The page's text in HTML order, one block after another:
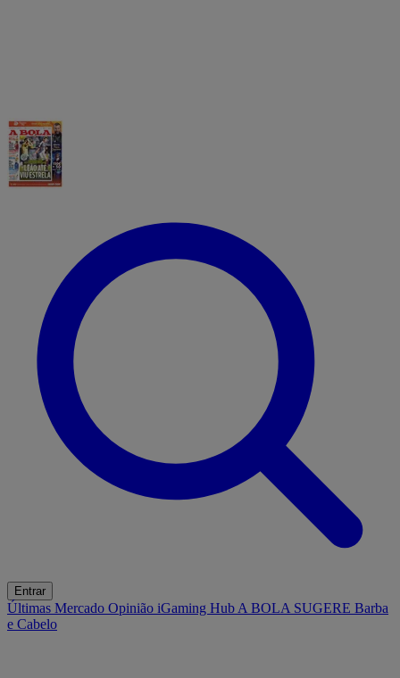
Entrar
Últimas Mercado Opinião iGaming Hub A BOLA SUGERE Barba
e Cabelo